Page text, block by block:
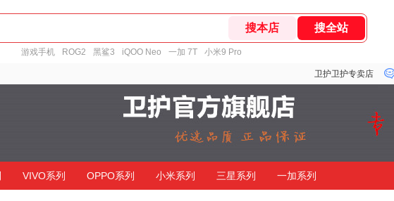
游戏手机 ROG2 黑鲨3 iQOO Neo 一加 7T 小米9 Pro
卫护卫护专卖店
VIVO系列 OPPO系列 小米系列 三星系列 一加系列